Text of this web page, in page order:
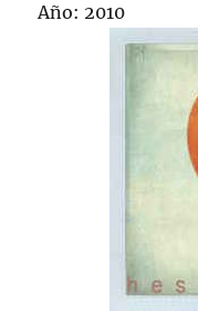
Año: 2010